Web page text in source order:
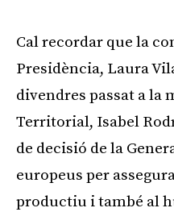
Cal recordar que la
Presidència, Laura
divendres passat a la
Territorial, Isabel
de decisió de la
europeus per
productiu i també al